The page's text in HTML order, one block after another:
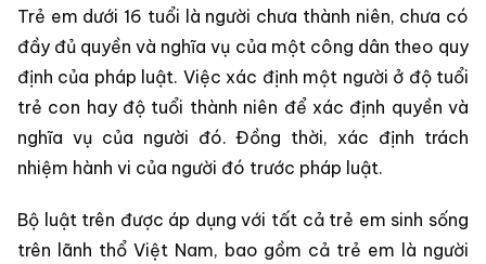
Trẻ em dưới 16 tuổi là người chưa thành niên, chưa có
đầy đủ quyền và nghĩa vụ của một công dân theo quy
định của pháp luật. Việc xác định một người ở độ tuổi
trẻ con hay độ tuổi thành niên để xác định quyền và
nghĩa vụ của người đó. Đồng thời, xác định trách
nhiệm hành vi của người đó trước pháp luật.
Bộ luật trên được áp dụng với tất cả trẻ em sinh sống
trên lãnh thổ Việt Nam, bao gồm cả trẻ em là người